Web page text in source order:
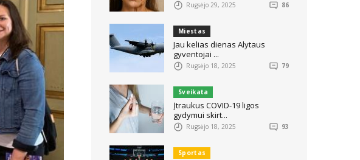
Rugsėjo 29, 2025 86
Miestas
Jau kelias dienas Alytaus
gyventojai ...
Rugsėjo 18, 2025 79
Sveikata
Įtraukus COVID-19 ligos
gydymui skirt...
Rugsėjo 18, 2025 93
Sportas